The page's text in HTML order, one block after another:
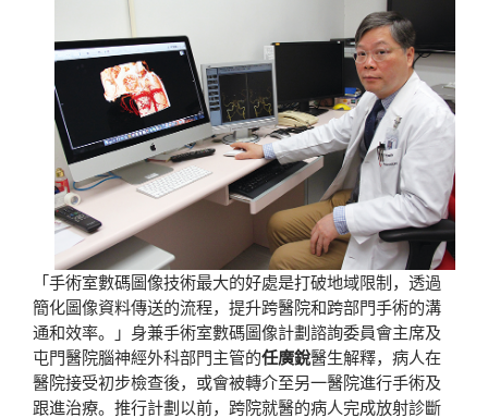
「手術室數碼圖像技術最大的好處是打破地域限制，透過
簡化圖像資料傳送的流程，提升跨醫院和跨部門手術的溝
通和效率。」身兼手術室數碼圖像計劃諮詢委員會主席及
屯門醫院腦神經外科部門主管的任廣銳醫生解釋，病人在
醫院接受初步檢查後，或會被轉介至另一醫院進行手術及
跟進治療。推行計劃以前，跨院就醫的病人完成放射診斷